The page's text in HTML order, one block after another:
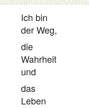
Ich bin
der Weg,
die
Wahrheit
und
das
Leben